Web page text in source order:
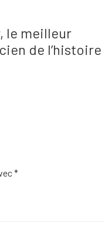
le meilleur
de l’histoire
*